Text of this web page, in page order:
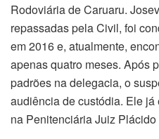
Rodoviária de Caruaru.
repassadas pela Civil, foi
em 2016 e, atualmente,
apenas quatro meses. Após
padrões na delegacia, o
audiência de custódia. Ele
na Penitenciária Juiz